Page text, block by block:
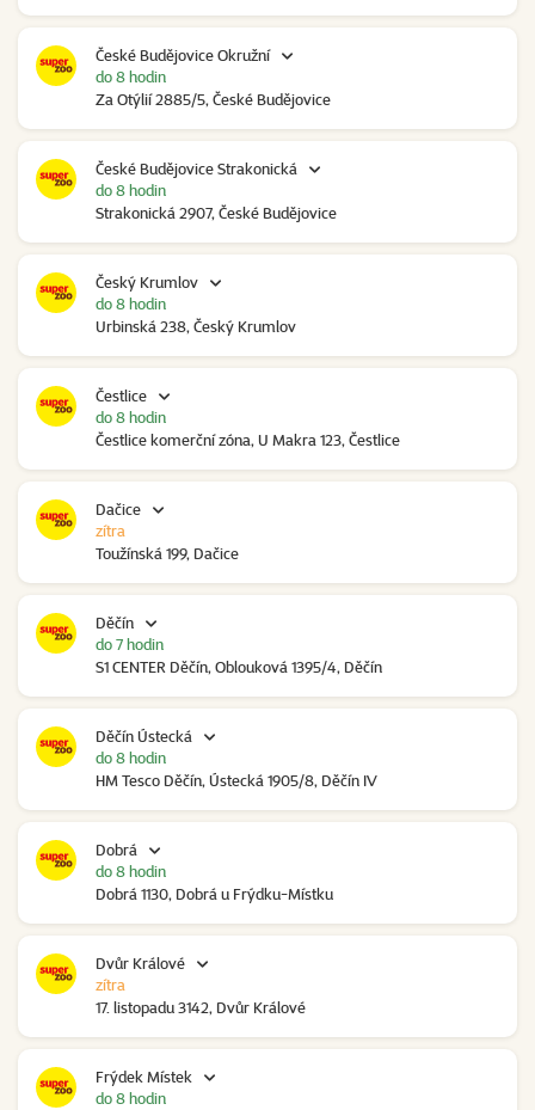
České Budějovice Okružní
Za Otýlií 2885/5, České Budějovice
do 8 hodin
České Budějovice Strakonická
Strakonická 2907, České Budějovice
do 8 hodin
Český Krumlov
Urbinská 238, Český Krumlov
do 8 hodin
Čestlice
Čestlice komerční zóna, U Makra 123, Čestlice
do 8 hodin
Dačice
Toužínská 199, Dačice
zítra
Děčín
S1 CENTER Děčín, Oblouková 1395/4, Děčín
do 7 hodin
Děčín Ústecká
HM Tesco Děčín, Ústecká 1905/8, Děčín IV
do 8 hodin
Dobrá
Dobrá 1130, Dobrá u Frýdku-Místku
do 8 hodin
Dvůr Králové
17. listopadu 3142, Dvůr Králové
zítra
Frýdek Místek
do 8 hodin